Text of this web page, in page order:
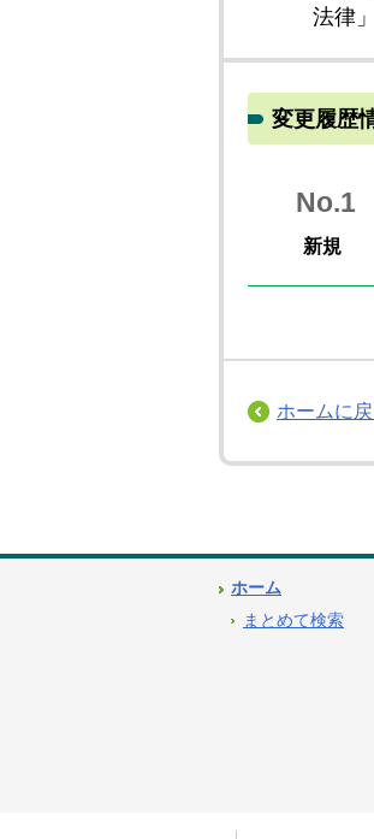
法律」
変更履歴
No.1
新規
ホームに
ホーム
まとめて検索